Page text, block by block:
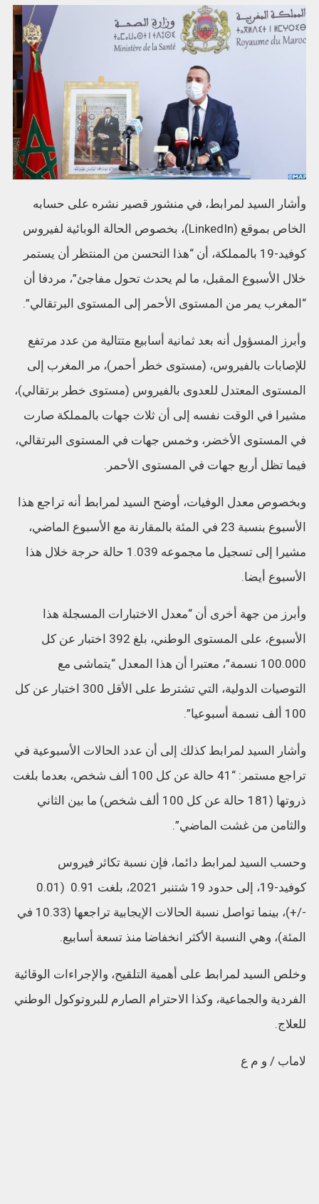
وأشار السيد لمرابط، في منشور قصير نشره على حسابه
الخاص بموقع (LinkedIn)، بخصوص الحالة الوبائية لفيروس
كوفيد-19 بالمملكة، أن “هذا التحسن من المنتظر أن يستمر
خلال الأسبوع المقبل، ما لم يحدث تحول مفاجئ”، مردفا أن
“المغرب يمر من المستوى الأحمر إلى المستوى البرتقالي”.
وأبرز المسؤول أنه بعد ثمانية أسابيع متتالية من عدد مرتفع
للإصابات بالفيروس، (مستوى خطر أحمر)، مر المغرب إلى
المستوى المعتدل للعدوى بالفيروس (مستوى خطر برتقالي)،
مشيرا في الوقت نفسه إلى أن ثلاث جهات بالمملكة صارت
في المستوى الأخضر، وخمس جهات في المستوى البرتقالي،
فيما تظل أربع جهات في المستوى الأحمر.
وبخصوص معدل الوفيات، أوضح السيد لمرابط أنه تراجع هذا
الأسبوع بنسبة 23 في المئة بالمقارنة مع الأسبوع الماضي،
مشيرا إلى تسجيل ما مجموعه 1.039 حالة حرجة خلال هذا
الأسبوع أيضا.
وأبرز من جهة أخرى أن “معدل الاختبارات المسجلة هذا
الأسبوع، على المستوى الوطني، بلغ 392 اختبار عن كل
100.000 نسمة”، معتبرا أن هذا المعدل “يتماشى مع
التوصيات الدولية، التي تشترط على الأقل 300 اختبار عن كل
100 ألف نسمة أسبوعيا”.
وأشار السيد لمرابط كذلك إلى أن عدد الحالات الأسبوعية في
تراجع مستمر: “41 حالة عن كل 100 ألف شخص، بعدما بلغت
ذروتها (181 حالة عن كل 100 ألف شخص) ما بين الثاني
والثامن من غشت الماضي”.
وحسب السيد لمرابط دائما، فإن نسبة تكاثر فيروس
كوفيد-19، إلى حدود 19 شتنبر 2021، بلغت 0.91 (0.01
-/+)، بينما تواصل نسبة الحالات الإيجابية تراجعها (10.33 في
المئة)، وهي النسبة الأكثر انخفاضا منذ تسعة أسابيع.
وخلص السيد لمرابط على أهمية التلقيح، والإجراءات الوقائية
الفردية والجماعية، وكذا الاحترام الصارم للبروتوكول الوطني
للعلاج.
لاماب / و م ع